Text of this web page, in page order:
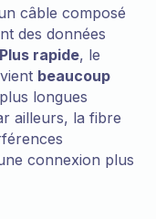
câble composé
des données
Plus rapide, le
beaucoup
longues
ailleurs, la fibre
connexion plus